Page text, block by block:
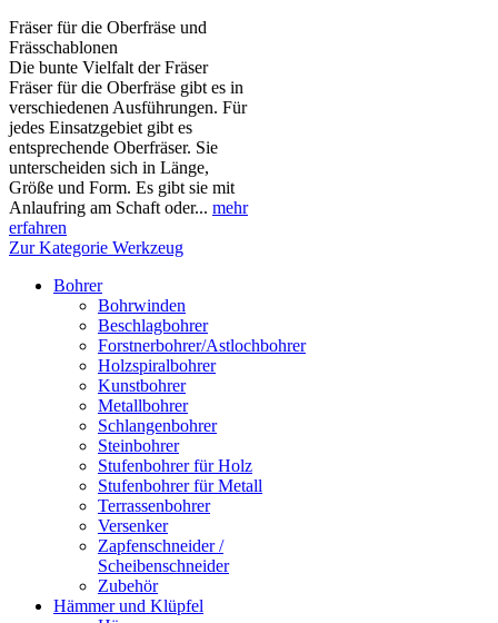
Fräser für die Oberfräse und
Frässchablonen
Die bunte Vielfalt der Fräser
Fräser für die Oberfräse gibt es in
verschiedenen Ausführungen. Für
jedes Einsatzgebiet gibt es
entsprechende Oberfräser. Sie
unterscheiden sich in Länge,
Größe und Form. Es gibt sie mit
Anlaufring am Schaft oder... mehr
erfahren
Zur Kategorie Werkzeug
Bohrer
Bohrwinden
Beschlagbohrer
Forstnerbohrer/Astlochbohrer
Holzspiralbohrer
Kunstbohrer
Metallbohrer
Schlangenbohrer
Steinbohrer
Stufenbohrer für Holz
Stufenbohrer für Metall
Terrassenbohrer
Versenker
Zapfenschneider /
Scheibenschneider
Zubehör
Hämmer und Klüpfel